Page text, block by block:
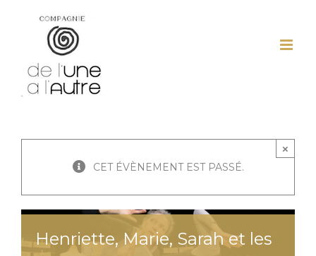
×
CET ÉVÈNEMENT EST PASSÉ.
Henriette, Marie, Sarah et les